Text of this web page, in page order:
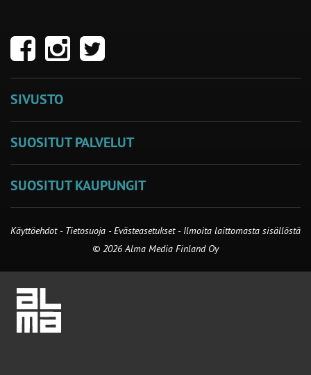
SIVUSTO
SUOSITUT PALVELUT
SUOSITUT KAUPUNGIT
Käyttöehdot - Tietosuoja -Evästeasetukset- Ilmoita laittomasta sisällöstä
© 2026 Alma Media Finland Oy